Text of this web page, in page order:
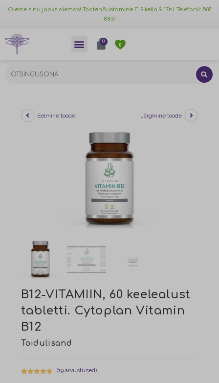
Oleme sinu jaoks olemas! Tootenõustamine E-R kella 9-17ni. Telefonil: 507
8831
0
0
Eelmine toode Järgmine toode
B12-VITAMIIN, 60 keelealust
tabletti. Cytoplan Vitamin
B12
(19 arvustused)